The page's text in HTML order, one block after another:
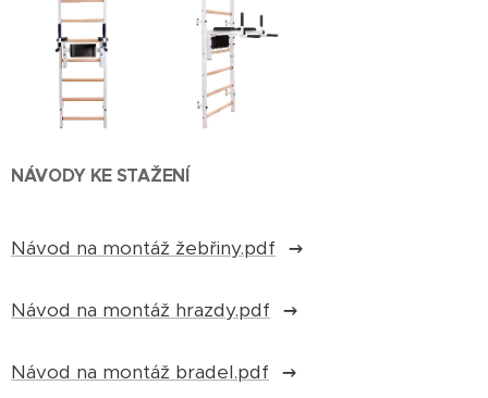
NÁVODY KE STAŽENÍ
Návod na montáž žebřiny.pdf
Návod na montáž hrazdy.pdf
Návod na montáž bradel.pdf